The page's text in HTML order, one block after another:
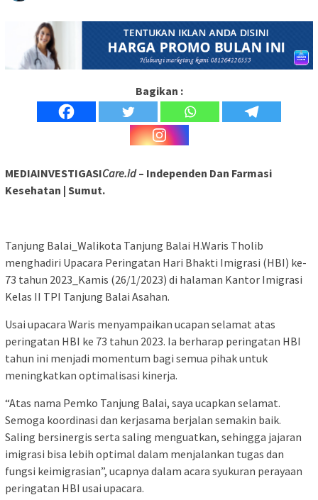
Bagikan :
MEDIAINVESTIGASICare.id– Independen Dan Farmasi
Kesehatan | Sumut.
Tanjung Balai_Walikota Tanjung Balai H.Waris Tholib
menghadiri Upacara Peringatan Hari Bhakti Imigrasi (HBI) ke-
73 tahun 2023_Kamis (26/1/2023) di halaman Kantor Imigrasi
Kelas II TPI Tanjung Balai Asahan.
Usai upacara Waris menyampaikan ucapan selamat atas
peringatan HBI ke 73 tahun 2023. Ia berharap peringatan HBI
tahun ini menjadi momentum bagi semua pihak untuk
meningkatkan optimalisasi kinerja.
“Atas nama Pemko Tanjung Balai, saya ucapkan selamat.
Semoga koordinasi dan kerjasama berjalan semakin baik.
Saling bersinergis serta saling menguatkan, sehingga jajaran
imigrasi bisa lebih optimal dalam menjalankan tugas dan
fungsi keimigrasian”, ucapnya dalam acara syukuran perayaan
peringatan HBI usai upacara.